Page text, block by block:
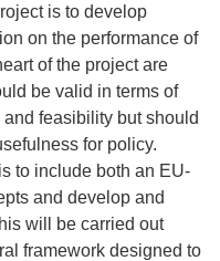
is to develop
on the performance of
of the project are
be valid in terms of
feasibility but should
for policy.
to include both an EU-
and develop and
will be carried out
framework designed to